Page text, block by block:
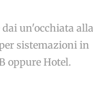
dai un'occhiata alla
sistemazioni in
oppure Hotel.